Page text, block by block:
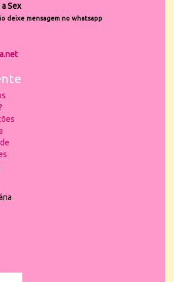
Sex
deixe mensagem no whatsapp